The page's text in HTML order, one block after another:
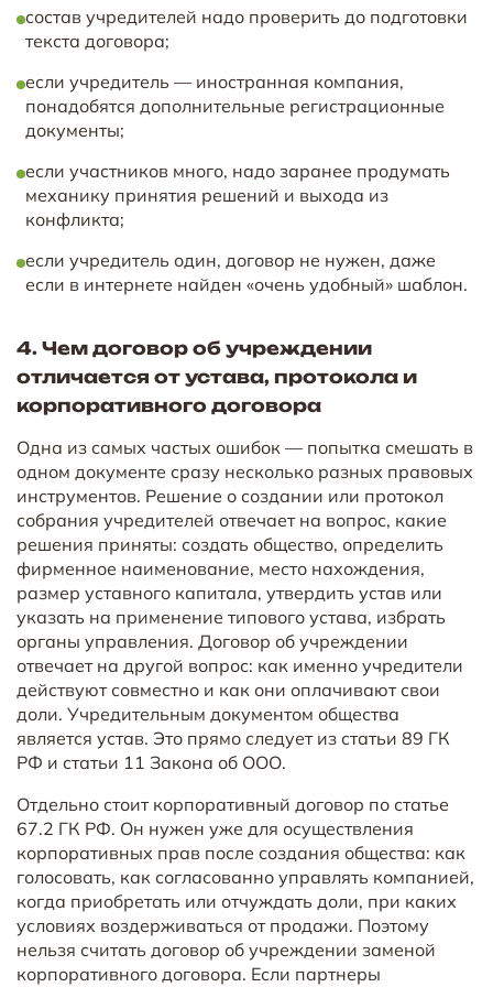
состав учредителей надо проверить до подготовки
текста договора;
если учредитель — иностранная компания,
понадобятся дополнительные регистрационные
документы;
если участников много, надо заранее продумать
механику принятия решений и выхода из
конфликта;
если учредитель один, договор не нужен, даже
если в интернете найден «очень удобный» шаблон.
4. Чем договор об учреждении
отличается от устава, протокола и
корпоративного договора
Одна из самых частых ошибок — попытка смешать в
одном документе сразу несколько разных правовых
инструментов. Решение о создании или протокол
собрания учредителей отвечает на вопрос, какие
решения приняты: создать общество, определить
фирменное наименование, место нахождения,
размер уставного капитала, утвердить устав или
указать на применение типового устава, избрать
органы управления. Договор об учреждении
отвечает на другой вопрос: как именно учредители
действуют совместно и как они оплачивают свои
доли. Учредительным документом общества
является устав. Это прямо следует из статьи 89 ГК
РФ и статьи 11 Закона об ООО.
Отдельно стоит корпоративный договор по статье
67.2 ГК РФ. Он нужен уже для осуществления
корпоративных прав после создания общества: как
голосовать, как согласованно управлять компанией,
когда приобретать или отчуждать доли, при каких
условиях воздерживаться от продажи. Поэтому
нельзя считать договор об учреждении заменой
корпоративного договора. Если партнеры